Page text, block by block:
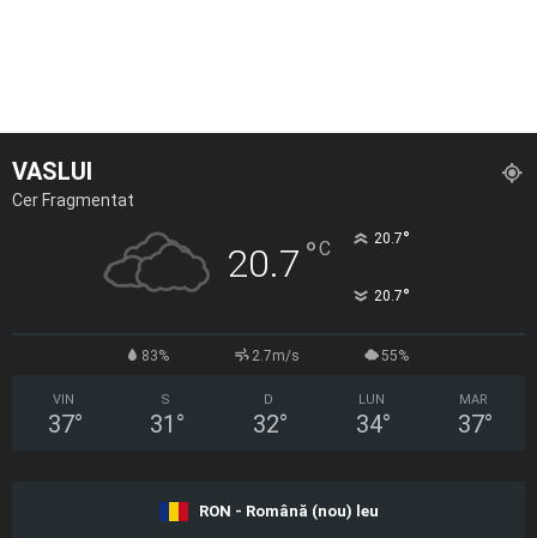
VASLUI
Cer Fragmentat
20.7 °C 20.7°
20.7°
83% 2.7m/s 55%
VIN
37°
S
31 °
D
32°
LUN
34°
MAR
37°
RON - Română (nou) leu